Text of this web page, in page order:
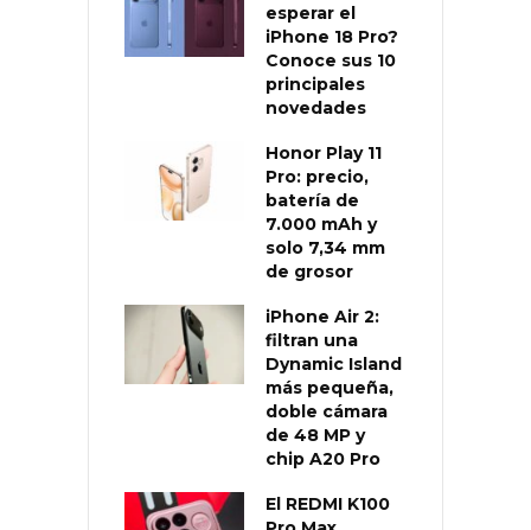
esperar el
iPhone 18 Pro?
Conoce sus 10
principales
novedades
Honor Play 11
Pro: precio,
batería de
7.000 mAh y
solo 7,34 mm
de grosor
iPhone Air 2:
filtran una
Dynamic Island
más pequeña,
doble cámara
de 48 MP y
chip A20 Pro
El REDMI K100